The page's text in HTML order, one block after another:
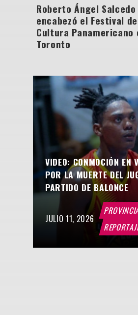
Roberto Ángel Salcedo
encabezó el Festival de
Cultura Panamericano
Toronto
VIDEO: CONMOCIÓN EN
POR LA MUERTE DEL
PARTIDO DE BALONCE
JULIO 11, 2026